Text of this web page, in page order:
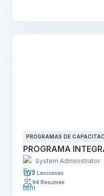
PROGRAMAS DE
PROGRAMA
System Administrator
2 Lecciones
94 Resumen